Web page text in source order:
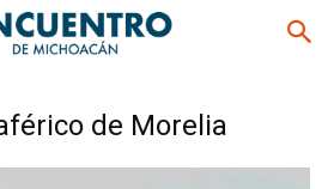
de Morelia